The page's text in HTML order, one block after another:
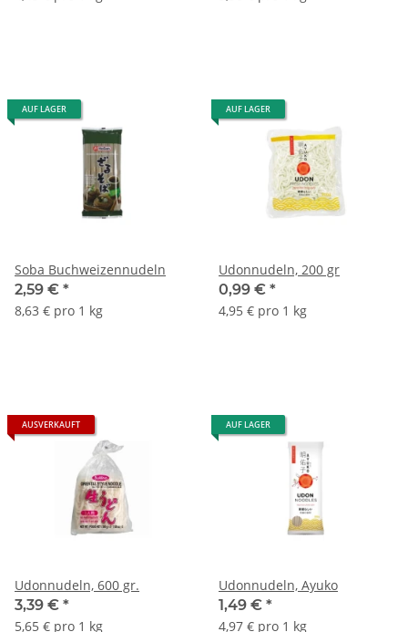
AUF LAGER
Soba Buchweizennudeln
2,59 € *
8,63 € pro 1 kg
AUF LAGER
Udonnudeln, 200 gr
0,99 € *
4,95 € pro 1 kg
AUSVERKAUFT
Udonnudeln, 600 gr.
3,39 € *
5,65 € pro 1 kg
AUF LAGER
Udonnudeln, Ayuko
1,49 € *
4,97 € pro 1 kg